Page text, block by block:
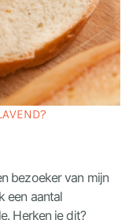
bezoeker van mijn
een aantal
Herken je dit?